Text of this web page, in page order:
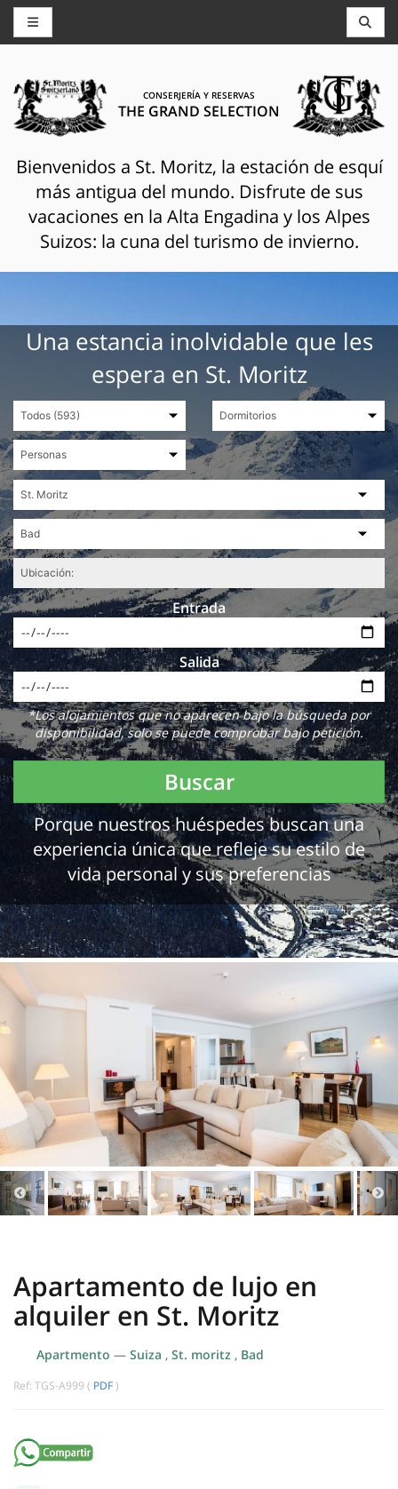
CONSERJERÍA Y RESERVAS
THE GRAND SELECTION
Bienvenidos a St. Moritz, la estación de esquí
más antigua del mundo. Disfrute de sus
vacaciones en la Alta Engadina y los Alpes
Suizos: la cuna del turismo de invierno.
Una estancia inolvidable que les
espera en St. Moritz
Entrada
Salida
*Los alojamientos que no aparecen bajo la búsqueda por
disponibilidad, solo se puede comprobar bajo petición.
Buscar
Porque nuestros huéspedes buscan una
experiencia única que refleje su estilo de
vida personal y sus preferencias
Apartamento de lujo en
alquiler en St. Moritz
Apartmento — Suiza , St. moritz , Bad
Ref: TGS-A999 ( PDF )